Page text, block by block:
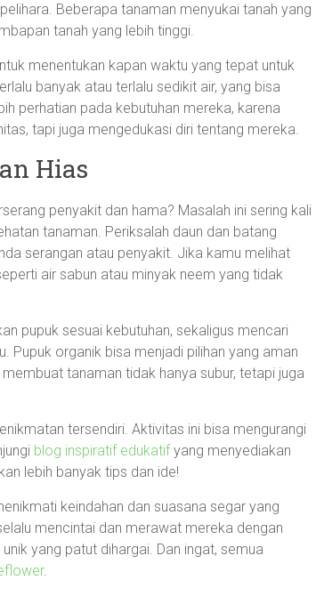
Beberapa tanaman menyukai tanah yang
tanah yang lebih tinggi.
menentukan kapan waktu yang tepat untuk
banyak atau terlalu sedikit air, yang bisa
perhatian pada kebutuhan mereka, karena
tapi juga mengedukasi diri tentang mereka.
Hias
penyakit dan hama? Masalah ini sering kali
tanaman. Periksalah daun dan batang
serangan atau penyakit. Jika kamu melihat
air sabun atau minyak neem yang tidak
pupuk sesuai kebutuhan, sekaligus mencari
Pupuk organik bisa menjadi pilihan yang aman
tanaman tidak hanya subur, tetapi juga
tersendiri. Aktivitas ini bisa mengurangi
blog inspiratif edukatifyang menyediakan
lebih banyak tips dan ide!
keindahan dan suasana segar yang
mencintai dan merawat mereka dengan
yang patut dihargai. Dan ingat, semua
.